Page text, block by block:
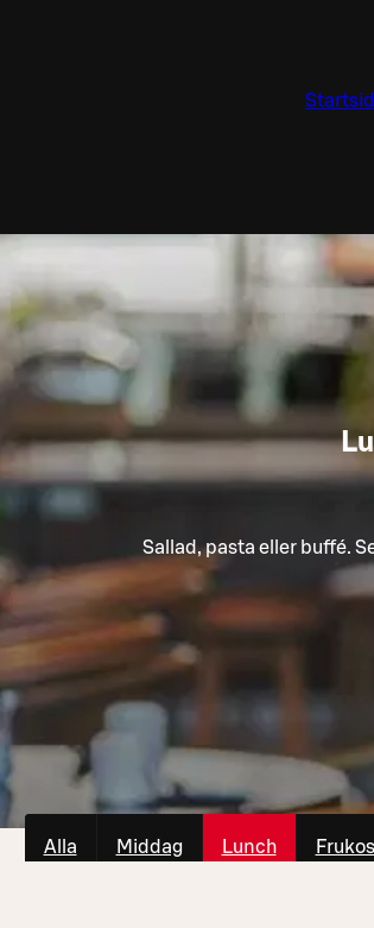
Sallad, pasta eller buffé.
Alla Middag Lunch